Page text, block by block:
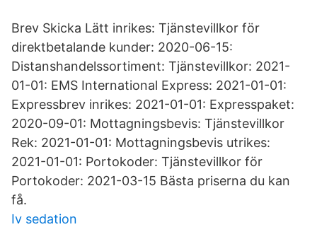
Brev Skicka Lätt inrikes: Tjänstevillkor för
direktbetalande kunder: 2020-06-15:
Distanshandelssortiment: Tjänstevillkor: 2021-
01-01: EMS International Express: 2021-01-01:
Expressbrev inrikes: 2021-01-01: Expresspaket:
2020-09-01: Mottagningsbevis: Tjänstevillkor
Rek: 2021-01-01: Mottagningsbevis utrikes:
2021-01-01: Portokoder: Tjänstevillkor för
Portokoder: 2021-03-15 Bästa priserna du kan
få.
Iv sedation